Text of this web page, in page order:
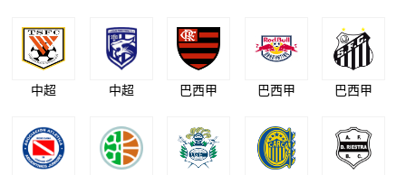
中超 中超 巴西甲 巴西甲 巴西甲